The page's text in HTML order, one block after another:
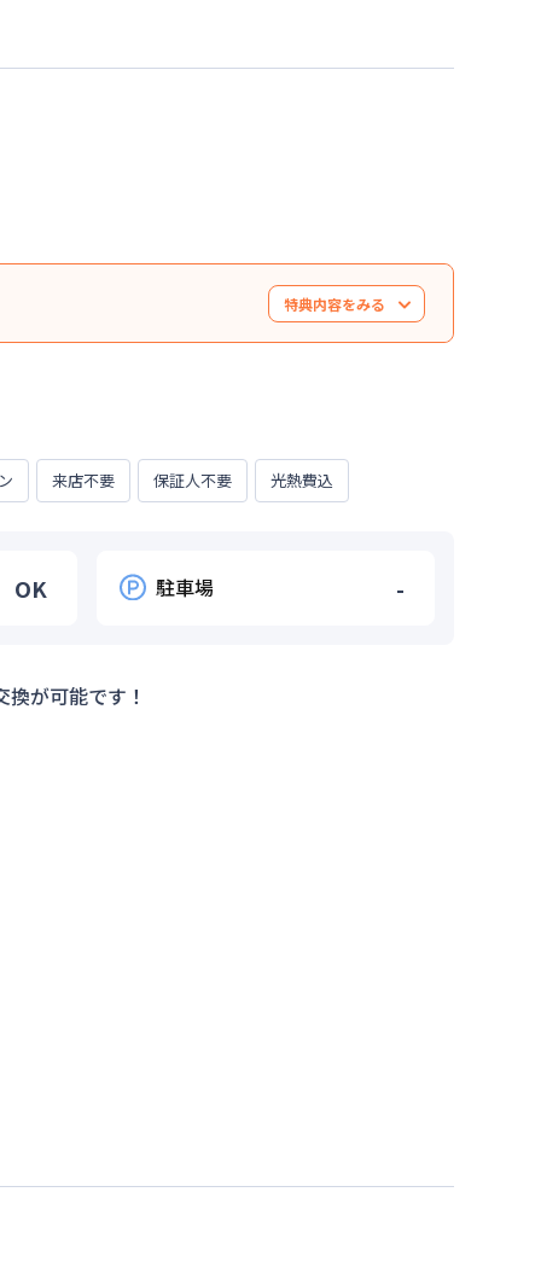
特典内容をみる
） ※新規契約者様限定です。
来店不要 保証人不要 光熱費込
OK 駐車場 -
が可能です！